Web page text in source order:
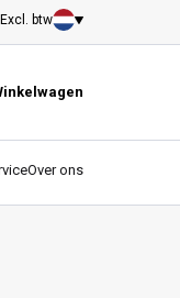
Excl. btw
Land/regio
Over ons